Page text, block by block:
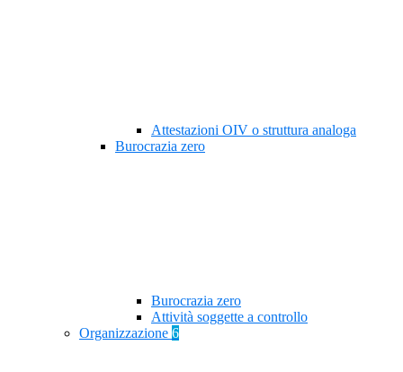
Attestazioni OIV o struttura analoga
Burocrazia zero
Burocrazia zero
Attività soggette a controllo
Organizzazione 6